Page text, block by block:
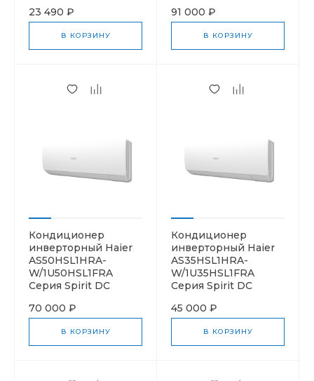
23 490 ₽
В КОРЗИНУ
91 000 ₽
В КОРЗИНУ
Кондиционер
инверторный Haier
AS50HSL1HRA-
W/1U50HSL1FRA
Серия Spirit DC
70 000 ₽
В КОРЗИНУ
Кондиционер
инверторный Haier
AS35HSL1HRA-
W/1U35HSL1FRA
Серия Spirit DC
45 000 ₽
В КОРЗИНУ